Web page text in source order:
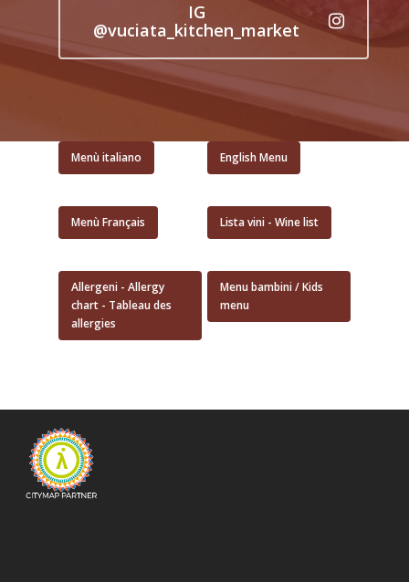
IG
@vuciata_kitchen_market
Menù italiano English Menu
Menù Français Lista vini - Wine list
Allergeni - Allergy
chart - Tableau des
allergies
Menu bambini / Kids
menu